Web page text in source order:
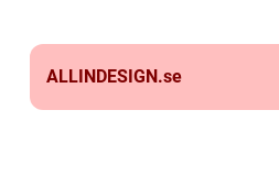
ALLINDESIGN.se